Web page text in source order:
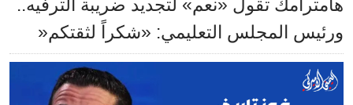
هامترامك تقول «نعم» لتجديد ضريبة الترفيه..
ورئيس المجلس التعليمي: «شكراً لثقتكم«